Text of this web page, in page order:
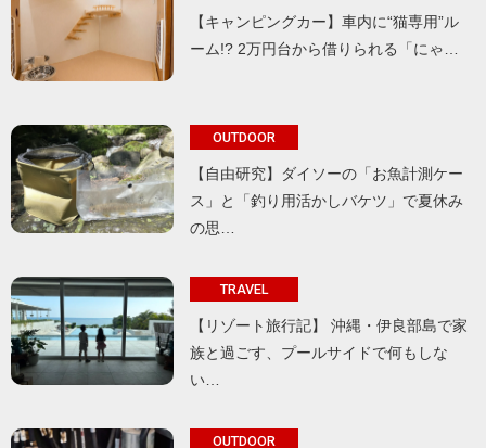
【キャンピングカー】車内に“猫専用”ル
ーム!? 2万円台から借りられる「にゃ…
OUTDOOR
【自由研究】ダイソーの「お魚計測ケー
ス」と「釣り用活かしバケツ」で夏休み
の思…
TRAVEL
【リゾート旅行記】 沖縄・伊良部島で家
族と過ごす、プールサイドで何もしな
い…
OUTDOOR